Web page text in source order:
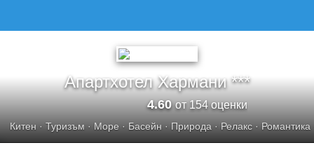
Апартхотел Хармани ***
4.60от 154 оценки
Китен · Туризъм · Море · Басейн · Природа · Релакс · Романтика